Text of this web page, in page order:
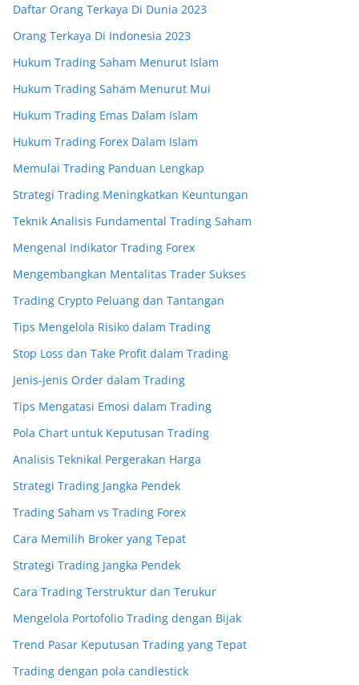
Daftar Orang Terkaya Di Dunia 2023
Orang Terkaya Di Indonesia 2023
Hukum Trading Saham Menurut Islam
Hukum Trading Saham Menurut Mui
Hukum Trading Emas Dalam Islam
Hukum Trading Forex Dalam Islam
Memulai Trading Panduan Lengkap
Strategi Trading Meningkatkan Keuntungan
Teknik Analisis Fundamental Trading Saham
Mengenal Indikator Trading Forex
Mengembangkan Mentalitas Trader Sukses
Trading Crypto Peluang dan Tantangan
Tips Mengelola Risiko dalam Trading
Stop Loss dan Take Profit dalam Trading
Jenis-jenis Order dalam Trading
Tips Mengatasi Emosi dalam Trading
Pola Chart untuk Keputusan Trading
Analisis Teknikal Pergerakan Harga
Strategi Trading Jangka Pendek
Trading Saham vs Trading Forex
Cara Memilih Broker yang Tepat
Strategi Trading Jangka Pendek
Cara Trading Terstruktur dan Terukur
Mengelola Portofolio Trading dengan Bijak
Trend Pasar Keputusan Trading yang Tepat
Trading dengan pola candlestick